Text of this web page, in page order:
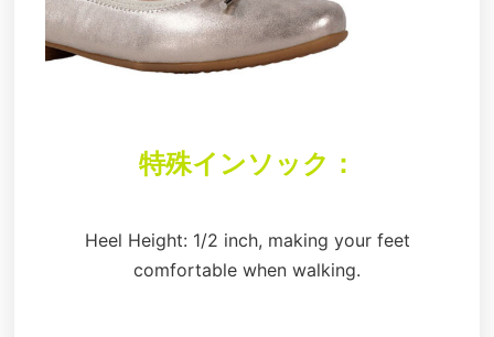
特殊インソック：
Heel Height: 1/2 inch, making your feet
comfortable when walking.